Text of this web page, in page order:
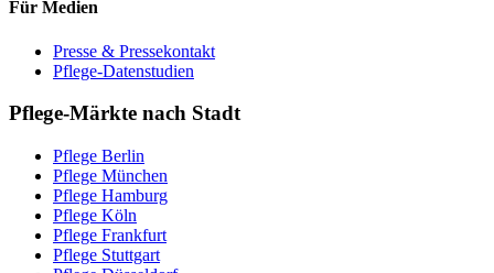
Für Medien
Presse & Pressekontakt
Pflege-Datenstudien
Pflege-Märkte nach Stadt
Pflege Berlin
Pflege München
Pflege Hamburg
Pflege Köln
Pflege Frankfurt
Pflege Stuttgart